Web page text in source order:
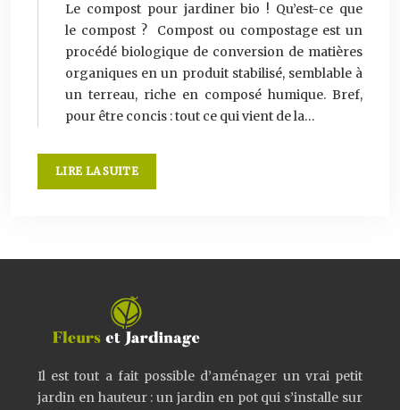
Le compost pour jardiner bio ! Qu’est-ce que
le compost ? Compost ou compostage est un
procédé biologique de conversion de matières
organiques en un produit stabilisé, semblable à
un terreau, riche en composé humique. Bref,
pour être concis : tout ce qui vient de la…
LIRE LA SUITE
Il est tout a fait possible d’aménager un vrai petit
jardin en hauteur : un jardin en pot qui s’installe sur